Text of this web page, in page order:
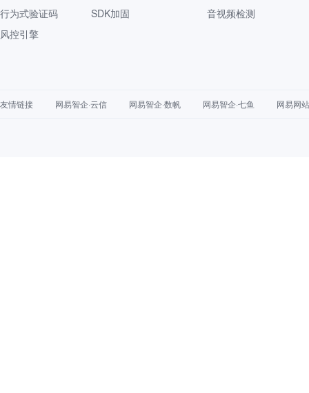
行为式验证码
风控引擎
SDK加固
音视频检测
友情链接 网易智企·云信 网易智企·数帆 网易智企·七鱼 网易网